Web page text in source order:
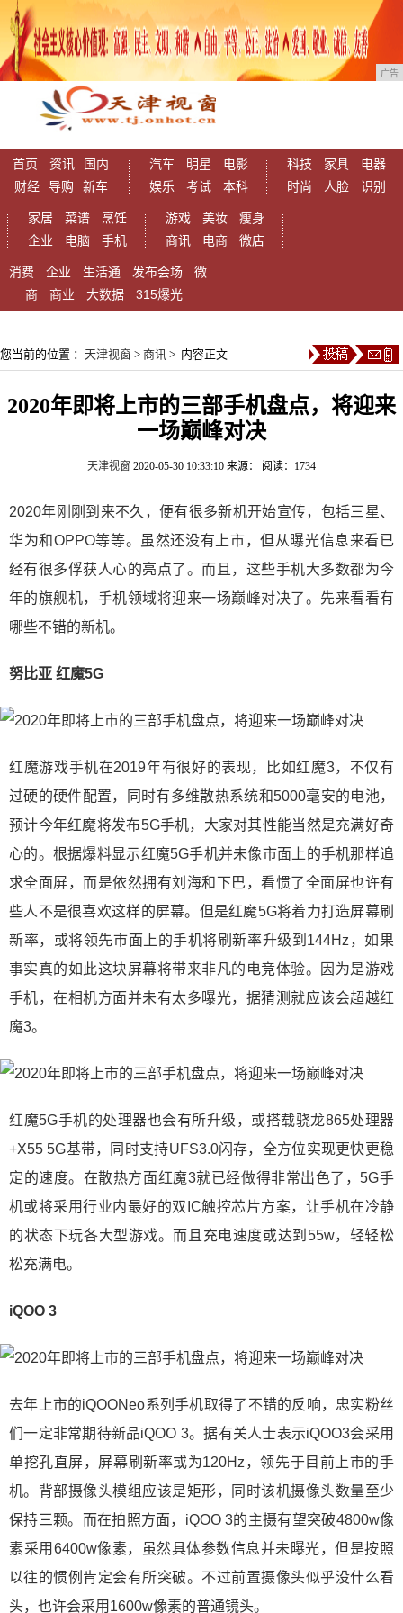
广告
首页 资讯
国内
财经
导购 新车
汽车 明星
电影
娱乐
考试 本科
科技 家具
电器
时尚
人脸 识别
家居 菜谱
烹饪
企业
电脑 手机
游戏 美妆
瘦身
商讯
电商 微店
消费 企业 生活通 发布会场
微
商
商业 大数据 315爆光
您当前的位置 ： 天津视窗 > 商讯 > 内容正文
2020年即将上市的三部手机盘点，将迎来
一场巅峰对决
天津视窗 2020-05-30 10:33:10 来源： 阅读：1734
2020年刚刚到来不久，便有很多新机开始宣传，包括三星、
华为和OPPO等等。虽然还没有上市，但从曝光信息来看已
经有很多俘获人心的亮点了。而且，这些手机大多数都为今
年的旗舰机，手机领域将迎来一场巅峰对决了。先来看看有
哪些不错的新机。
努比亚 红魔5G
红魔游戏手机在2019年有很好的表现，比如红魔3，不仅有
过硬的硬件配置，同时有多维散热系统和5000毫安的电池，
预计今年红魔将发布5G手机，大家对其性能当然是充满好奇
心的。根据爆料显示红魔5G手机并未像市面上的手机那样追
求全面屏，而是依然拥有刘海和下巴，看惯了全面屏也许有
些人不是很喜欢这样的屏幕。但是红魔5G将着力打造屏幕刷
新率，或将领先市面上的手机将刷新率升级到144Hz，如果
事实真的如此这块屏幕将带来非凡的电竞体验。因为是游戏
手机，在相机方面并未有太多曝光，据猜测就应该会超越红
魔3。
红魔5G手机的处理器也会有所升级，或搭载骁龙865处理器
+X55 5G基带，同时支持UFS3.0闪存，全方位实现更快更稳
定的速度。在散热方面红魔3就已经做得非常出色了，5G手
机或将采用行业内最好的双IC触控芯片方案，让手机在冷静
的状态下玩各大型游戏。而且充电速度或达到55w，轻轻松
松充满电。
iQOO 3
去年上市的iQOONeo系列手机取得了不错的反响，忠实粉丝
们一定非常期待新品iQOO 3。据有关人士表示iQOO3会采用
单挖孔直屏，屏幕刷新率或为120Hz，领先于目前上市的手
机。背部摄像头模组应该是矩形，同时该机摄像头数量至少
保持三颗。而在拍照方面，iQOO 3的主摄有望突破4800w像
素采用6400w像素，虽然具体参数信息并未曝光，但是按照
以往的惯例肯定会有所突破。不过前置摄像头似乎没什么看
头，也许会采用1600w像素的普通镜头。